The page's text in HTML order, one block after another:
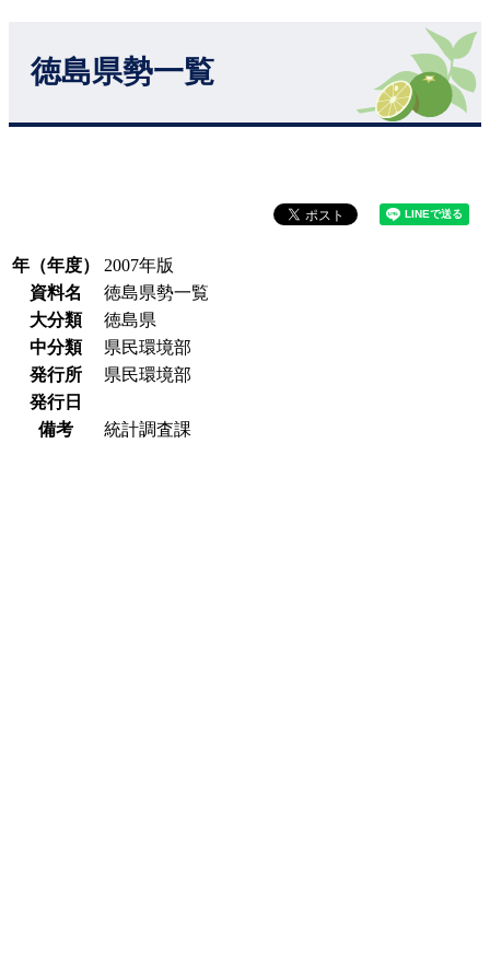
徳島県勢一覧
年（年度）
2007年版
資料名
徳島県勢一覧
大分類
徳島県
中分類
県民環境部
発行所
県民環境部
発行日
備考
統計調査課